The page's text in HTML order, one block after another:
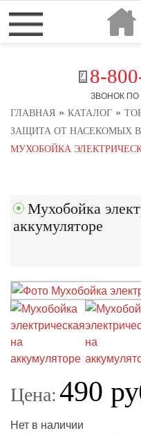
8-
ЗВОНОК
ГЛАВНАЯ » КАТАЛОГ »
ЗАЩИТА ОТ НАСЕКОМЫХ
МУХОБОЙКА
Мухобойка
аккумуляторе
Цена:490
Нет в наличии